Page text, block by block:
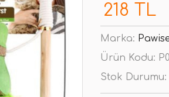
218 TL
Marka:
Ürün Kodu:
Stok Durumu: